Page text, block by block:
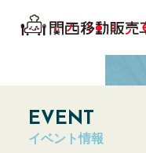
EVENT
イベント情報